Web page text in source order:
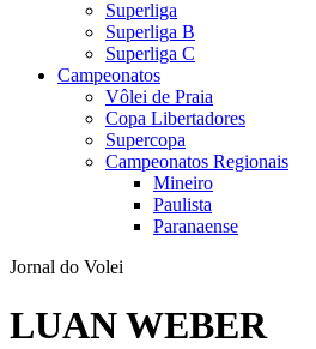
Superliga
Superliga B
Superliga C
Campeonatos
Vôlei de Praia
Copa Libertadores
Supercopa
Campeonatos Regionais
Mineiro
Paulista
Paranaense
Jornal do Volei
LUAN WEBER